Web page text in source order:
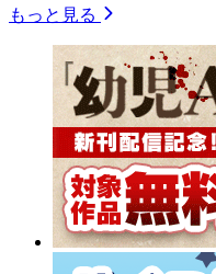
もっと見る